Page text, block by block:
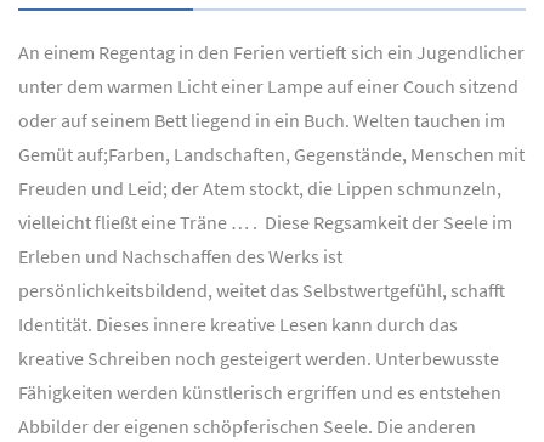
An einem Regentag in den Ferien vertieft sich ein Jugendlicher
unter dem warmen Licht einer Lampe auf einer Couch sitzend
oder auf seinem Bett liegend in ein Buch. Welten tauchen im
Gemüt auf;Farben, Landschaften, Gegenstände, Menschen mit
Freuden und Leid; der Atem stockt, die Lippen schmunzeln,
vielleicht fließt eine Träne … . Diese Regsamkeit der Seele im
Erleben und Nachschaffen des Werks ist
persönlichkeitsbildend, weitet das Selbstwertgefühl, schafft
Identität. Dieses innere kreative Lesen kann durch das
kreative Schreiben noch gesteigert werden. Unterbewusste
Fähigkeiten werden künstlerisch ergriffen und es entstehen
Abbilder der eigenen schöpferischen Seele. Die anderen